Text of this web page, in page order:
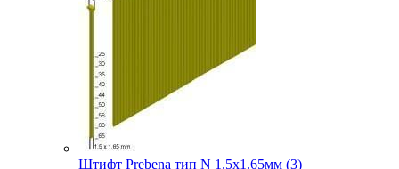
Штифт Prebena тип N 1.5х1.65мм (3)